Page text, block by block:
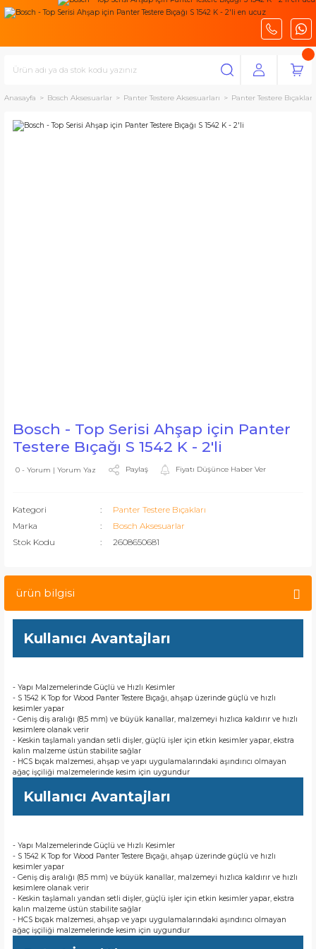
Anasayfa Bosch Aksesuarlar Panter Testere Aksesuarları Panter Testere Bıçakları
Bosch - Top Serisi Ahşap için Panter
Testere Bıçağı S 1542 K - 2'li
0 - Yorum | Yorum Yaz Paylaş Fiyatı Düşünce Haber Ver
Kategori
Panter Testere Bıçakları
Marka
Bosch Aksesuarlar
Stok Kodu
2608650681
ürün bilgisi
Kullanıcı Avantajları
- Yapı Malzemelerinde Güçlü ve Hızlı Kesimler
- S 1542 K Top for Wood Panter Testere Bıçağı, ahşap üzerinde güçlü ve hızlı
kesimler yapar
- Geniş diş aralığı (8,5 mm) ve büyük kanallar, malzemeyi hızlıca kaldırır ve hızlı
kesimlere olanak verir
- Keskin taşlamalı yandan setli dişler, güçlü işler için etkin kesimler yapar, ekstra
kalın malzeme üstün stabilite sağlar
- HCS bıçak malzemesi, ahşap ve yapı uygulamalarındaki aşındırıcı olmayan
ağaç işçiliği malzemelerinde kesim için uygundur
Kullanıcı Avantajları
- Yapı Malzemelerinde Güçlü ve Hızlı Kesimler
- S 1542 K Top for Wood Panter Testere Bıçağı, ahşap üzerinde güçlü ve hızlı
kesimler yapar
- Geniş diş aralığı (8,5 mm) ve büyük kanallar, malzemeyi hızlıca kaldırır ve hızlı
kesimlere olanak verir
- Keskin taşlamalı yandan setli dişler, güçlü işler için etkin kesimler yapar, ekstra
kalın malzeme üstün stabilite sağlar
- HCS bıçak malzemesi, ahşap ve yapı uygulamalarındaki aşındırıcı olmayan
ağaç işçiliği malzemelerinde kesim için uygundur